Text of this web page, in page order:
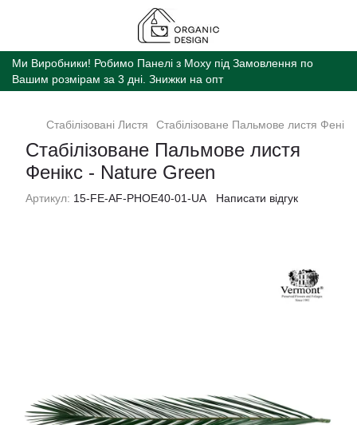
Ми Виробники! Робимо Панелі з Моху під Замовлення по
Вашим розмірам за 3 дні. Знижки на опт
Стабілізовані Листя Стабілізоване Пальмове листя
Стабілізоване Пальмове листя
Фенікс - Nature Green
Артикул: 15-FE-AF-PHOE40-01-UA Написати відгук